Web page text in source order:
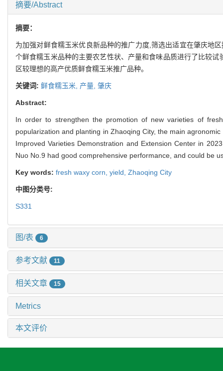
摘要/Abstract
摘要：
为加强对鲜食糯玉米优良新品种的推广力度,筛选出适宜在肇庆地
个鲜食糯玉米品种的主要农艺性状、产量和食味品质进行了比较
区较理想的高产优质鲜食糯玉米推广品种。
关键词: 鲜食糯玉米, 产量, 肇庆
Abstract:
In order to strengthen the promotion of new varieties of
popularization and planting in Zhaoqing City, the main
Improved Varieties Demonstration and Extension Center in
Nuo No.9 had good comprehensive performance, and could be
Key words: fresh waxy corn, yield, Zhaoqing City
中图分类号:
S331
图/表 6
参考文献 11
相关文章 15
Metrics
本文评价